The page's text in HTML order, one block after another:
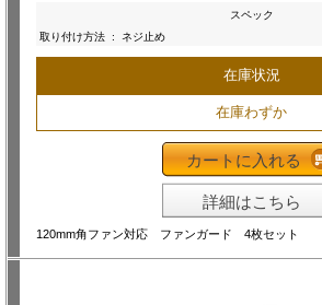
スペック
取り付け方法 : ネジ止め
在庫状況
在庫わずか
カートに入れる
詳細はこちら
120mm角ファン対応 ファンガード 4枚セット